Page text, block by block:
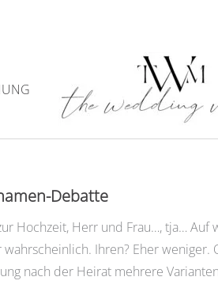
Debatte
Hochzeit, Herr und Frau…, tja… Auf
wahrscheinlich. Ihren? Eher
nach der Heirat mehrere